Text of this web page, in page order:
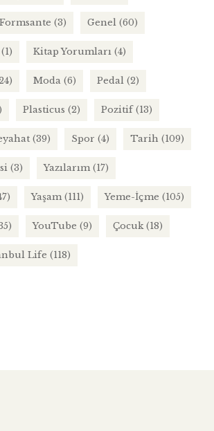
Formsante (3) Genel (60)
(1) Kitap Yorumları (4)
Moda (6) Pedal (2)
Plasticus (2) Pozitif(13)
(39) Spor (4) Tarih (109)
(3) Yazılarım (17)
Yaşam (111) Yeme-İçme (105)
YouTube (9) Çocuk(18)
Life (118)